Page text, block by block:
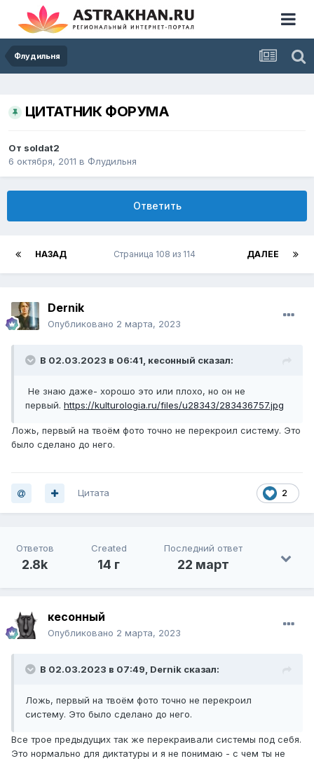
Флудильня
ЦИТАТНИК ФОРУМА
От soldat2
6 октября, 2011 в Флудильня
Ответить
НАЗАД ДАЛЕЕ
Страница 108 из 114
Dernik
Опубликовано 2 марта, 2023
В 02.03.2023 в 06:41, кесонный сказал:
Не знаю даже- хорошо это или плохо, но он не
первый. https://kulturologia.ru/files/u28343/283436757.jpg
Ложь, первый на твоём фото точно не перекроил систему. Это
было сделано до него.
2
Цитата
Ответов
2.8k
Created
14 г
Последний ответ
22 март
кесонный
Опубликовано 2 марта, 2023
В 02.03.2023 в 07:49, Dernik сказал:
Ложь, первый на твоём фото точно не перекроил
систему. Это было сделано до него.
Все трое предыдущих так же перекраивали системы под себя.
Это нормально для диктатуры и я не понимаю - с чем ты не